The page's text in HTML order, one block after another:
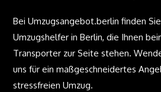
Bei Umzugsangebot.berlin finden
Umzugshelfer in Berlin, die Ihnen
Transporter zur Seite stehen.
uns für ein maßgeschneidertes
stressfreien Umzug.